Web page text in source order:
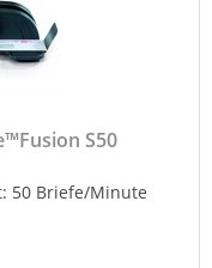
S50
50 Briefe/Minute